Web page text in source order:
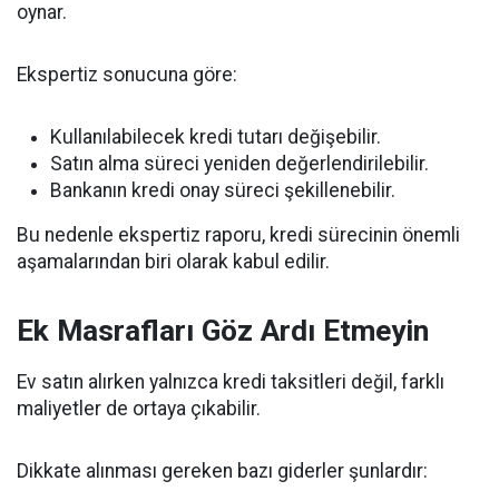
oynar.
Ekspertiz sonucuna göre:
Kullanılabilecek kredi tutarı değişebilir.
Satın alma süreci yeniden değerlendirilebilir.
Bankanın kredi onay süreci şekillenebilir.
Bu nedenle ekspertiz raporu, kredi sürecinin önemli
aşamalarından biri olarak kabul edilir.
Ek Masrafları Göz Ardı Etmeyin
Ev satın alırken yalnızca kredi taksitleri değil, farklı
maliyetler de ortaya çıkabilir.
Dikkate alınması gereken bazı giderler şunlardır: